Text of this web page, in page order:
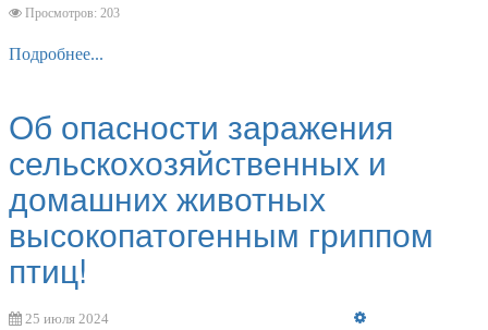
Просмотров: 203
Подробнее...
Об опасности заражения
сельскохозяйственных и
домашних животных
высокопатогенным гриппом
птиц!
25 июля 2024